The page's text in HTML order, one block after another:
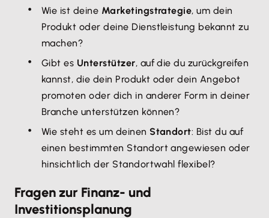
Wie ist deine Marketingstrategie, um dein
Produkt oder deine Dienstleistung bekannt zu
machen?
Gibt es Unterstützer, auf die du zurückgreifen
kannst, die dein Produkt oder dein Angebot
promoten oder dich in anderer Form in deiner
Branche unterstützen können?
Wie steht es um deinenStandort: Bist du auf
einen bestimmten Standort angewiesen oder
hinsichtlich der Standortwahl flexibel?
Fragen zur Finanz- und
Investitionsplanung